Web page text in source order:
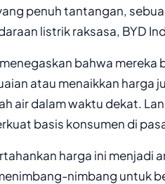
penuh tantangan,
listrik raksasa, BYD
bahwa mereka
atau menaikkan harga
air dalam waktu dekat.
basis konsumen di
harga ini menjadi
nimbang untuk